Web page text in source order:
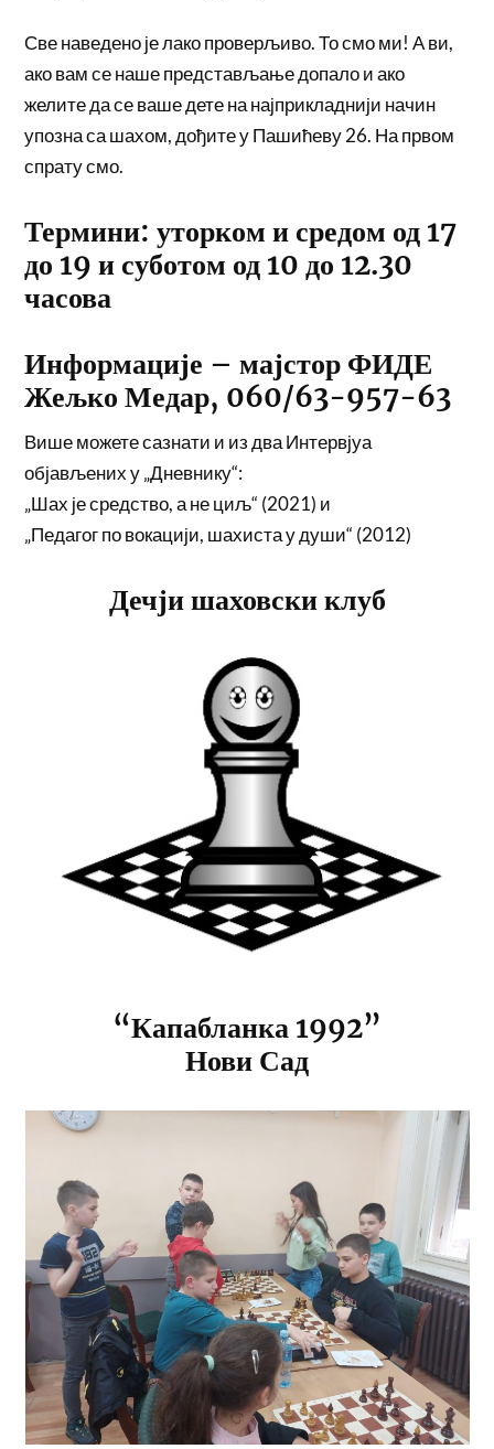
Све наведено је лако проверљиво. То смо ми! А ви,
ако вам се наше представљање допало и ако
желите да се ваше дете на најприкладнији начин
упозна са шахом, дођите у Пашићеву 26. На првом
спрату смо.
Термини: уторком и средом од 17
до 19 и суботом од 10 до 12.30
часова
Информације – мајстор ФИДЕ
Жељко Медар, 060/63-957-63
Више можете сазнати и из два Интервјуа
објављених у „Дневнику“:
„Шах је средство, а не циљ“ (2021) и
„Педагог по вокацији, шахиста у души“ (2012)
Дечји шаховски клуб
“Капабланка 1992”
Нови Сад